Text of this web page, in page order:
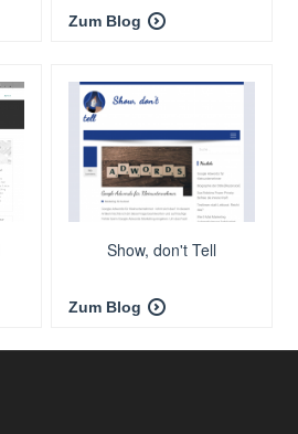
Zum Blog
Show, don't Tell
Zum Blog